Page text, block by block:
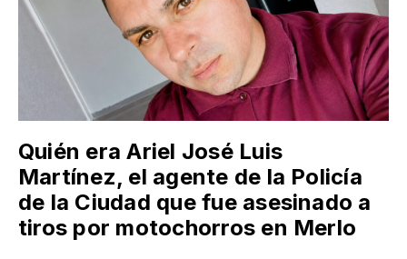
Quién era Ariel José Luis
Martínez, el agente de la Policía
de la Ciudad que fue asesinado a
tiros por motochorros en Merlo